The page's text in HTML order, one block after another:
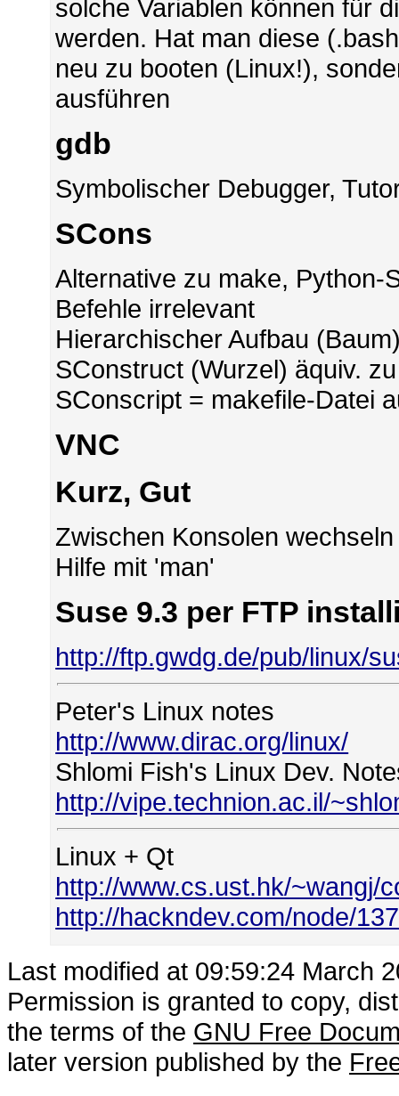
solche Variablen können für
werden. Hat man diese
neu zu booten (Linux!),
ausführen
gdb
Symbolischer Debugger,
SCons
Alternative zu make, Python-
Befehle irrelevant
Hierarchischer Aufbau
SConstruct (Wurzel) äquiv.
SConscript = makefile-Datei
VNC
Kurz, Gut
Zwischen Konsolen
Hilfe mit 'man'
Suse 9.3 per FTP
http://ftp.gwdg.de/pub/linux/
Peter's Linux notes
http://www.dirac.org/linux/
Shlomi Fish's Linux Dev.
http://vipe.technion.ac.il/
Linux + Qt
http://www.cs.ust.hk/~wangj/
http://hackndev.com/node/137
Last modified at 09:59:24 March
Permission is granted to copy,
the terms of the GNU Free
later version published by the